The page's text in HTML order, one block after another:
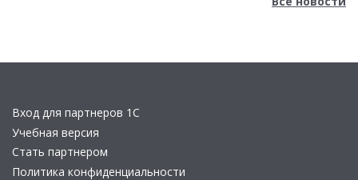
Вход для партнеров 1С
Учебная версия
Стать партнером
Политика конфиденциальности